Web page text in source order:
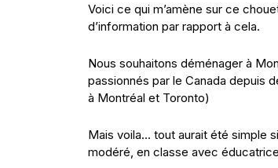
Voici ce qui m’amène sur ce
d’information par rapport à cela.
Nous souhaitons déménager à
passionnés par le Canada depuis
à Montréal et Toronto)
Mais voila… tout aurait été simple
modéré, en classe avec